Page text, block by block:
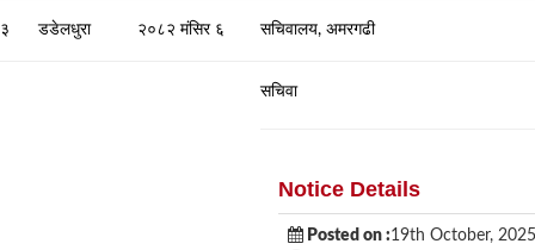
३ डडेलधुरा २०८२ मंसिर ६ सचिवालय, अमरगढी
सचिवा
Notice Details
Posted on :19th October, 2025